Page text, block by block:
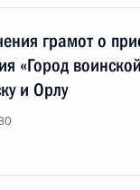
грамот о
«Город
и Орлу